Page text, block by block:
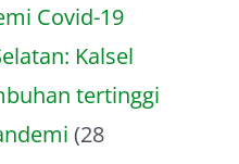
Covid-19
Kalsel
tertinggi
(28